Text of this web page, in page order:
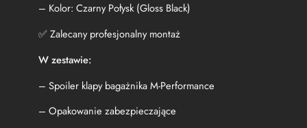
C
a
n
P
– Kolor: Czarny Połysk (Gloss Black)
✅ Zalecany profesjonalny montaż
W zestawie:
– Spoiler klapy bagażnika M-Performance
– Opakowanie zabezpieczające